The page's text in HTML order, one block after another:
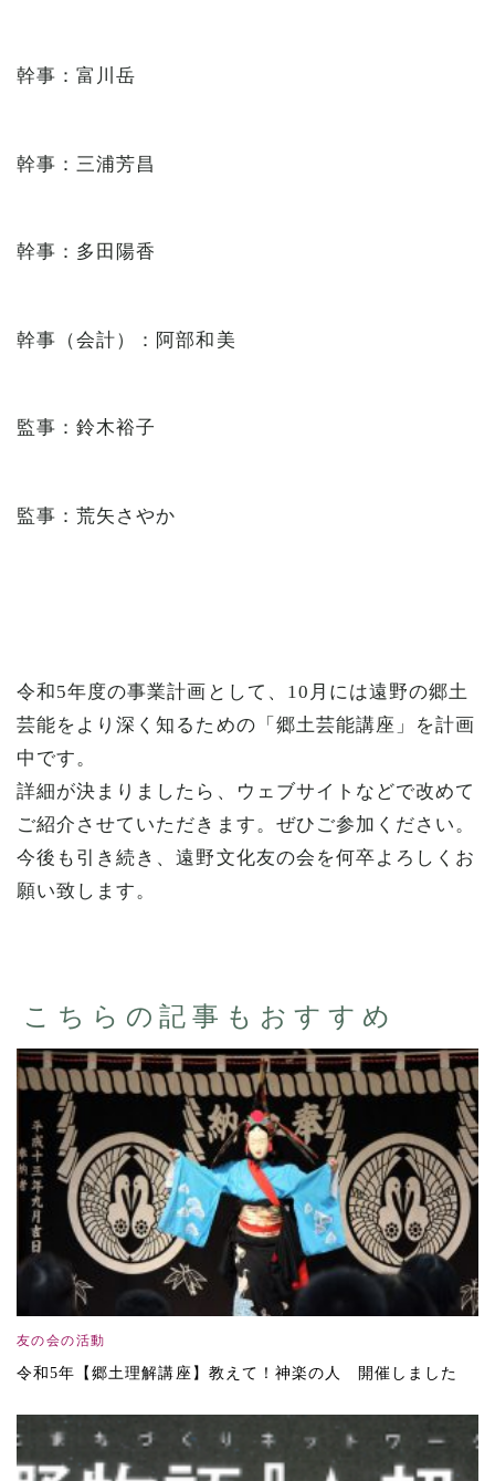
幹事：富川岳
幹事：三浦芳昌
幹事：多田陽香
幹事（会計）：阿部和美
監事：鈴木裕子
監事：荒矢さやか
令和5年度の事業計画として、10月には遠野の郷土
芸能をより深く知るための「郷土芸能講座」を計画
中です。
詳細が決まりましたら、ウェブサイトなどで改めて
ご紹介させていただきます。ぜひご参加ください。
今後も引き続き、遠野文化友の会を何卒よろしくお
願い致します。
こちらの記事もおすすめ
友の会の活動
令和5年【郷土理解講座】教えて！神楽の人 開催しました